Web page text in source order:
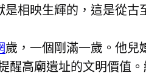
是相映生輝的，這是從古
歲，一個剛滿一歲。他兒
醒高廟遺址的文明價值